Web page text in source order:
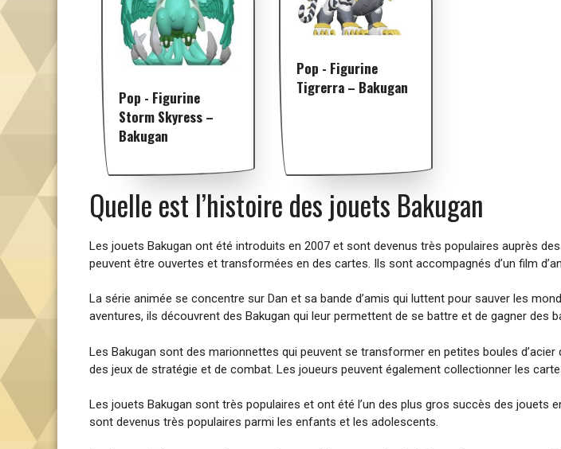
Pop - Figurine
Storm Skyress –
Bakugan
Pop - Figurine
Tigrerra – Bakugan
Quelle est l’histoire des jouets Bakugan
Les jouets Bakugan ont été introduits en 2007 et sont devenus très populaires auprès
peuvent être ouvertes et transformées en des cartes. Ils sont accompagnés d’un film
La série animée se concentre sur Dan et sa bande d’amis qui luttent pour sauver les
aventures, ils découvrent des Bakugan qui leur permettent de se battre et de gagner des
Les Bakugan sont des marionnettes qui peuvent se transformer en petites boules
des jeux de stratégie et de combat. Les joueurs peuvent également collectionner les
Les jouets Bakugan sont très populaires et ont été l’un des plus gros succès des
sont devenus très populaires parmi les enfants et les adolescents.